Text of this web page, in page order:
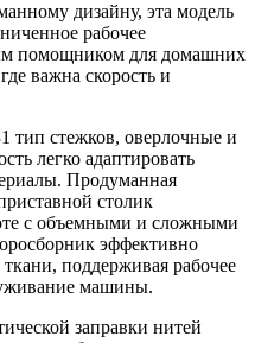
дизайну, эта модель
рабочее
помощником для домашних
важна скорость и
стежков, оверлочные и
легко адаптировать
Продуманная
столик
с объемными и сложными
эффективно
поддерживая рабочее
машины.
заправки нитей